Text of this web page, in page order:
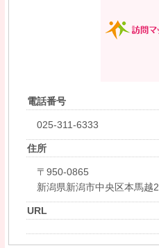
電話番号
025-311-6333
住所
〒950-0865
新潟県新潟市中央区本馬越
URL